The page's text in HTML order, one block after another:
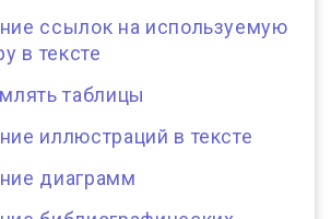
ссылок на используемую
в тексте
таблицы
иллюстраций в тексте
диаграмм